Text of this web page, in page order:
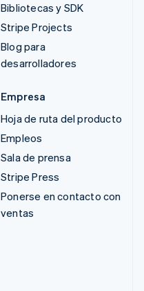
Bibliotecas y SDK
Stripe Projects
Blog para
desarrolladores
Empresa
Hoja de ruta del producto
Empleos
Sala de prensa
Stripe Press
Ponerse en contacto con
ventas